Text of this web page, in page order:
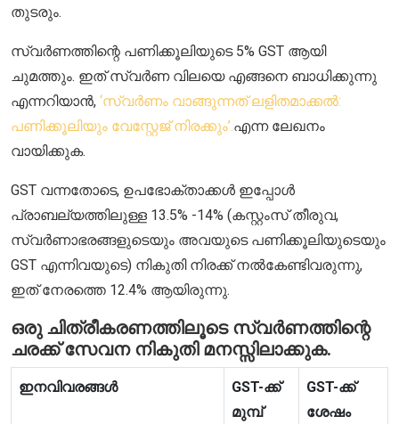
തുടരും.
സ്വർണത്തിന്റെ പണിക്കൂലിയുടെ 5% GST ആയി
ചുമത്തും. ഇത് സ്വർണ വിലയെ എങ്ങനെ ബാധിക്കുന്നു
എന്നറിയാൻ, ‘സ്വർണം വാങ്ങുന്നത് ലളിതമാക്കൽ:
പണിക്കൂലിയും വേസ്റ്റേജ് നിരക്കും’.എന്ന ലേഖനം
വായിക്കുക.
GST വന്നതോടെ, ഉപഭോക്താക്കൾ ഇപ്പോൾ
പ്രാബല്യത്തിലുള്ള 13.5% -14% (കസ്റ്റംസ് തീരുവ,
സ്വർണാഭരങ്ങളുടെയും അവയുടെ പണിക്കൂലിയുടെയും
GST എന്നിവയുടെ) നികുതി നിരക്ക് നൽകേണ്ടിവരുന്നു,
ഇത് നേരത്തെ 12.4% ആയിരുന്നു.
ഒരു ചിത്രീകരണത്തിലൂടെ സ്വർണത്തിന്റെ
ചരക്ക് സേവന നികുതി മനസ്സിലാക്കുക.
ഇനവിവരങ്ങൾ
GST-ക്ക്
മുമ്പ്
GST-ക്ക്
ശേഷം